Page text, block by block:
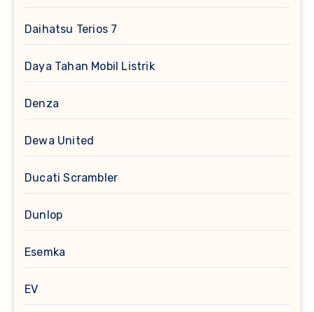
Daihatsu Terios 7
Daya Tahan Mobil Listrik
Denza
Dewa United
Ducati Scrambler
Dunlop
Esemka
EV